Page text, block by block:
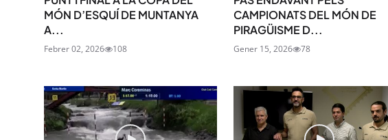
MÓN D’ESQUÍ DE MUNTANYA
A...
Febrer 02, 2026 108
CAMPIONATS DEL MÓN DE
PIRAGÜISME D...
Gener 15, 2026 78